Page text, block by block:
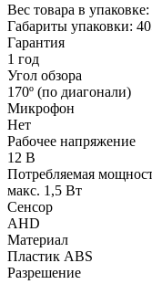
Вес товара в упаковке:
Габариты упаковки:
Гарантия
1 год
Угол обзора
170º (по диагонали)
Микрофон
Нет
Рабочее напряжение
12 В
Потребляемая
макс. 1,5 Вт
Сенсор
AHD
Материал
Пластик ABS
Разрешение